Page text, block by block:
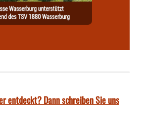
entdeckt? Dann schreiben Sie uns